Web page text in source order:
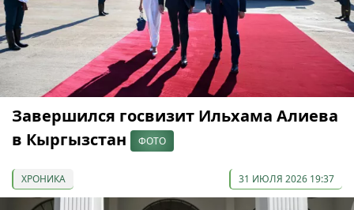
Завершился госвизит Ильхама Алиева
в Кыргызстан
ФОТО
ХРОНИКА 31 ИЮЛЯ 2026 19:37